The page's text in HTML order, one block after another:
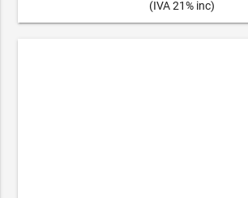
(IVA 21% inc)